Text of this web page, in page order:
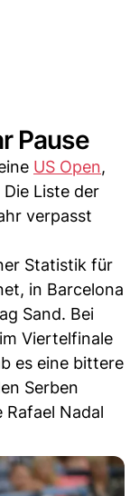
Pause
US Open,
Die Liste der
verpasst
Statistik für
in Barcelona
Sand. Bei
Viertelfinale
es eine bittere
Serben
Nadal